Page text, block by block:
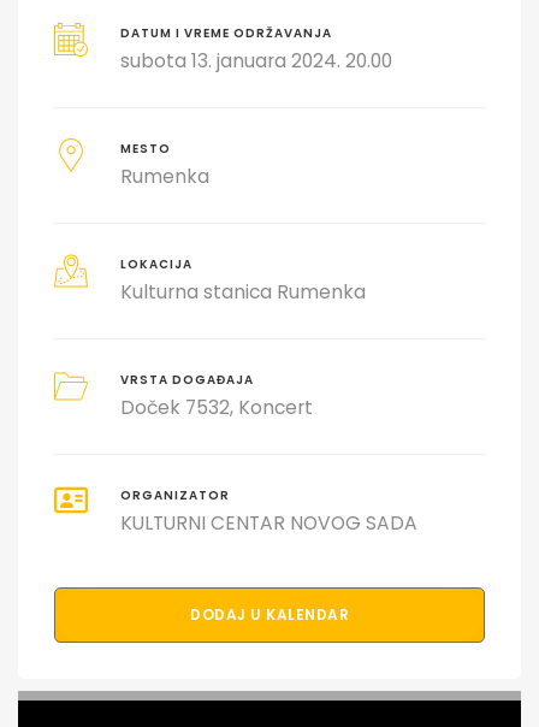
DATUM I VREME ODRŽAVANJA
subota 13. januara 2024. 20.00
MESTO
Rumenka
LOKACIJA
Kulturna stanica Rumenka
VRSTA DOGAĐAJA
Doček 7532 Koncert
ORGANIZATOR
KULTURNI CENTAR NOVOG SADA
DODAJ U KALENDAR